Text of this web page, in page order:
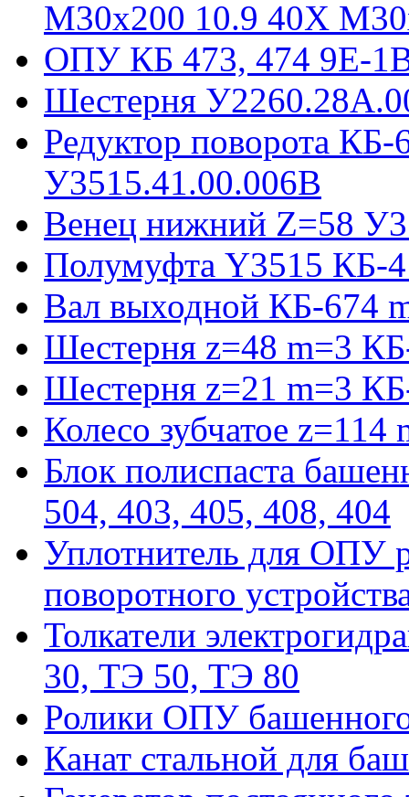
М30х200 10.9 40Х
ОПУ КБ 473, 474 9E-
Шестерня
Редуктор поворота КБ-
У3515.41.00.006В
Венец нижний Z=58
Полумуфта Y3515 КБ-
Вал выходной КБ-674
Шестерня z=48 m=3
Шестерня z=21 m=3
Колесо зубчатое
Блок полиспаста
504, 403, 405, 408, 404
Уплотнитель для ОПУ
поворотного
Толкатели
30, ТЭ 50, ТЭ 80
Ролики ОПУ
Канат стальной для